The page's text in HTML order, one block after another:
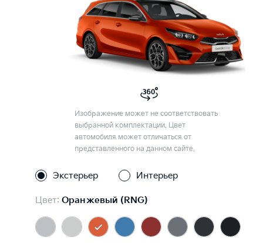
Изображение может не соответствовать
выбранной комплектации. Цвет
автомобиля может отличаться от
представленного на данном сайте.
Экстерьер Интерьер
Цвет: Оранжевый (RNG)